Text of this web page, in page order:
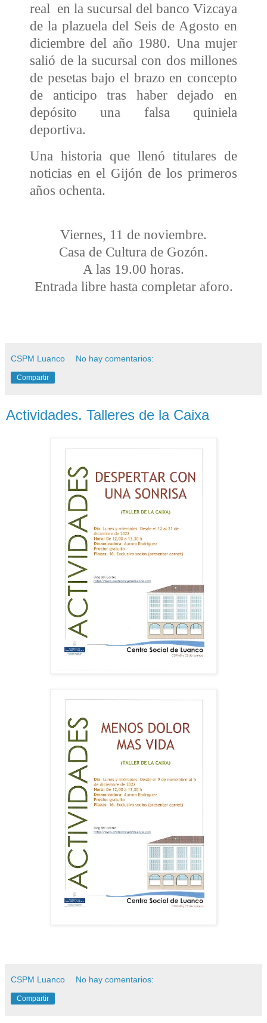
real en la sucursal del banco Vizcaya
de la plazuela del Seis de Agosto en
diciembre del año 1980. Una mujer
salió de la sucursal con dos millones
de pesetas bajo el brazo en concepto
de anticipo tras haber dejado en
depósito una falsa quiniela
deportiva.
Una historia que llenó titulares de
noticias en el Gijón de los primeros
años ochenta.
Viernes, 11 de noviembre.
Casa de Cultura de Gozón.
A las 19.00 horas.
Entrada libre hasta completar aforo.
CSPM Luanco No hay comentarios:
Compartir
Actividades. Talleres de la Caixa
CSPM Luanco No hay comentarios:
Compartir